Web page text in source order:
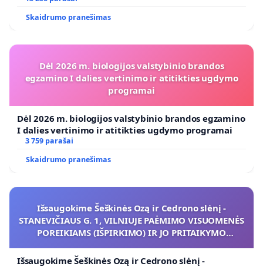
Skaidrumo pranešimas
Dėl 2026 m. biologijos valstybinio brandos
egzamino I dalies vertinimo ir atitikties ugdymo
programai
Dėl 2026 m. biologijos valstybinio brandos egzamino
I dalies vertinimo ir atitikties ugdymo programai
3 759 parašai
Skaidrumo pranešimas
Išsaugokime Šeškinės Ozą ir Cedrono slėnį -
STANEVIČIAUS G. 1, VILNIUJE PAĖMIMO VISUOMENĖS
POREIKIAMS (IŠPIRKIMO) IR JO PRITAIKYMO
Išsaugokime Šeškinės Ozą ir Cedrono slėnį -